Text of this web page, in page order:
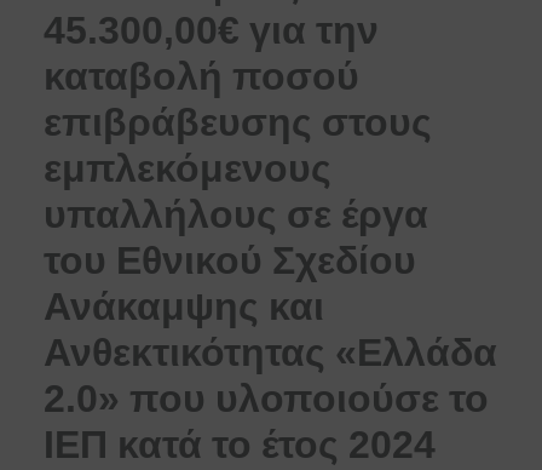
45.300,00€ για την
καταβολή ποσού
επιβράβευσης στους
εμπλεκόμενους
υπαλλήλους σε έργα
του Εθνικού Σχεδίου
Ανάκαμψης και
Ανθεκτικότητας «Ελλάδα
2.0» που υλοποιούσε το
ΙΕΠ κατά το έτος 2024